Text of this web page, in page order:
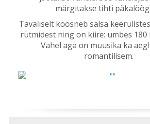
märgitakse tihti
Tavaliselt koosneb salsa
rütmidest ning on kiire: umbes 180
Vahel aga on muusika ka
romantilisem.